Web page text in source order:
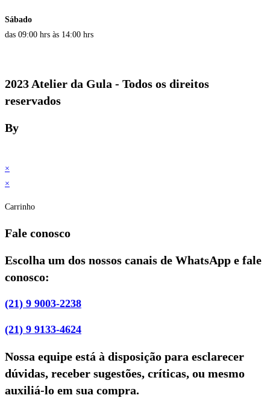
Sábado
das 09:00 hrs às 14:00 hrs
2023 Atelier da Gula - Todos os direitos
reservados
By
×
×
Carrinho
Fale conosco
Escolha um dos nossos canais de WhatsApp e fale
conosco:
(21) 9 9003-2238
(21) 9 9133-4624
Nossa equipe está à disposição para esclarecer
dúvidas, receber sugestões, críticas, ou mesmo
auxiliá-lo em sua compra.